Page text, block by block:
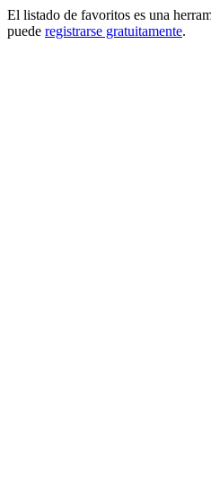
El listado de favoritos es una
puede registrarse gratuitamente.